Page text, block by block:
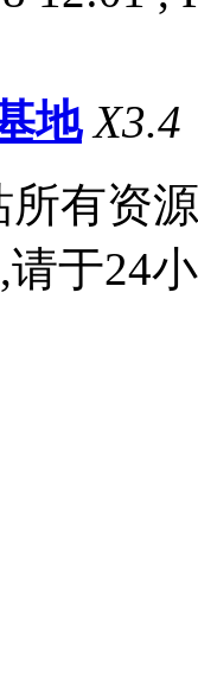
地 X3.4
有资
于24